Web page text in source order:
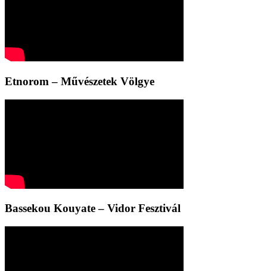
Etnorom – Művészetek Völgye
Bassekou Kouyate – Vidor Fesztivál